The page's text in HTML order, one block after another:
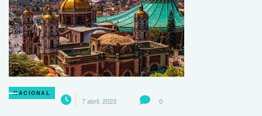
NACIONAL
7 abril, 2023 0